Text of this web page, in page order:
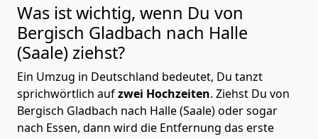
Was ist wichtig, wenn Du von
Bergisch Gladbach nach Halle
(Saale) ziehst?
Ein Umzug in Deutschland bedeutet, Du tanzt
sprichwörtlich aufzwei Hochzeiten. Ziehst Du von
Bergisch Gladbach nach Halle (Saale) oder sogar
nach Essen, dann wird die Entfernung das erste